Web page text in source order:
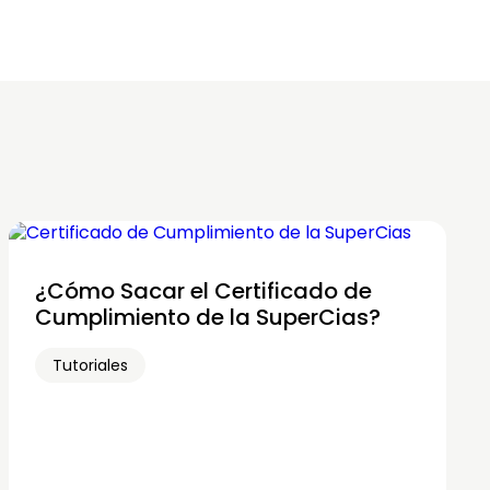
¿Cómo Sacar el Certificado de
Cumplimiento de la SuperCias?
Tutoriales